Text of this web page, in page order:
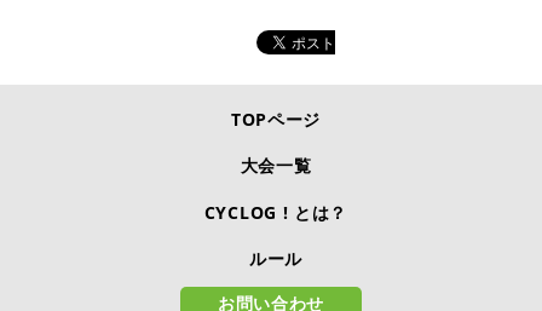
TOPページ
大会一覧
CYCLOG ! とは？
ルール
お問い合わせ